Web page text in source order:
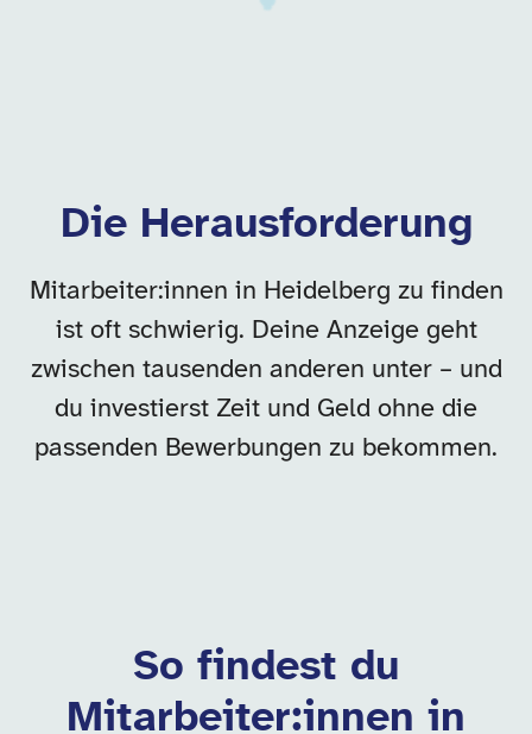
Die Herausforderung
Mitarbeiter:innen in Heidelberg zu finden
ist oft schwierig. Deine Anzeige geht
zwischen tausenden anderen unter – und
du investierst Zeit und Geld ohne die
passenden Bewerbungen zu bekommen.
So findest du
Mitarbeiter:innen in